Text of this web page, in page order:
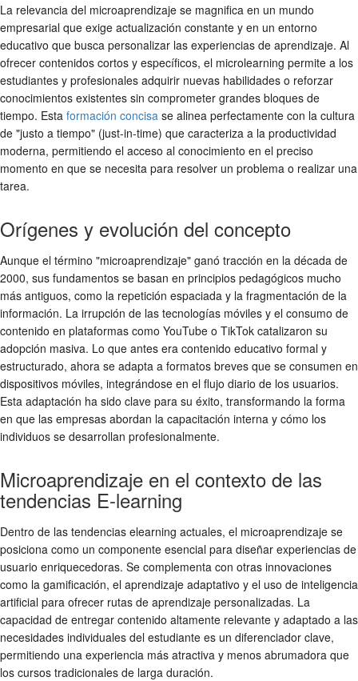
La relevancia del microaprendizaje se magnifica en un mundo
empresarial que exige actualización constante y en un entorno
educativo que busca personalizar las experiencias de aprendizaje. Al
ofrecer contenidos cortos y específicos, el microlearning permite a los
estudiantes y profesionales adquirir nuevas habilidades o reforzar
conocimientos existentes sin comprometer grandes bloques de
tiempo. Esta formación concisa se alinea perfectamente con la cultura
de "justo a tiempo" (just-in-time) que caracteriza a la productividad
moderna, permitiendo el acceso al conocimiento en el preciso
momento en que se necesita para resolver un problema o realizar una
tarea.
Orígenes y evolución del concepto
Aunque el término "microaprendizaje" ganó tracción en la década de
2000, sus fundamentos se basan en principios pedagógicos mucho
más antiguos, como la repetición espaciada y la fragmentación de la
información. La irrupción de las tecnologías móviles y el consumo de
contenido en plataformas como YouTube o TikTok catalizaron su
adopción masiva. Lo que antes era contenido educativo formal y
estructurado, ahora se adapta a formatos breves que se consumen en
dispositivos móviles, integrándose en el flujo diario de los usuarios.
Esta adaptación ha sido clave para su éxito, transformando la forma
en que las empresas abordan la capacitación interna y cómo los
individuos se desarrollan profesionalmente.
Microaprendizaje en el contexto de las
tendencias E-learning
Dentro de las tendencias elearning actuales, el microaprendizaje se
posiciona como un componente esencial para diseñar experiencias de
usuario enriquecedoras. Se complementa con otras innovaciones
como la gamificación, el aprendizaje adaptativo y el uso de inteligencia
artificial para ofrecer rutas de aprendizaje personalizadas. La
capacidad de entregar contenido altamente relevante y adaptado a las
necesidades individuales del estudiante es un diferenciador clave,
permitiendo una experiencia más atractiva y menos abrumadora que
los cursos tradicionales de larga duración.